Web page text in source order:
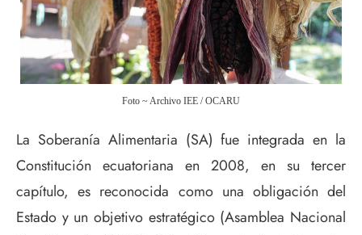
Foto ~ Archivo IEE / OCARU
La Soberanía Alimentaria (SA) fue integrada en la
Constitución ecuatoriana en 2008, en su tercer
capítulo, es reconocida como una obligación del
Estado y un objetivo estratégico (Asamblea Nacional